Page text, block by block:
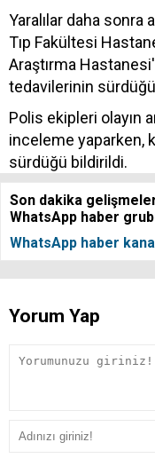
Yaralılar daha
Tıp Fakültesi
Araştırma
tedavilerinin
Polis ekipleri olayın
inceleme yaparken,
sürdüğü bildirildi.
Son dakika
WhatsApp haber
WhatsApp haber
Yorum Yap